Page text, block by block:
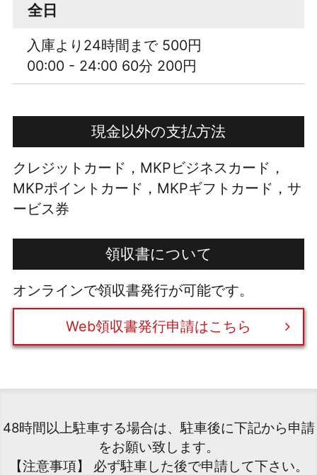
全日
入庫より24時間まで 500円
00:00 - 24:00 60分 200円
現金以外の支払方法
クレジットカード，MKPビジネスカード，
MKPポイントカード，MKPギフトカード，サ
ービス券
領収書について
オンラインで領収書発行が可能です。
Web領収書発行申請はこちら
48時間以上駐車する場合は、駐車後に下記から申請
をお願い致します。
【注意事項】 必ず駐車した後で申請して下さい。